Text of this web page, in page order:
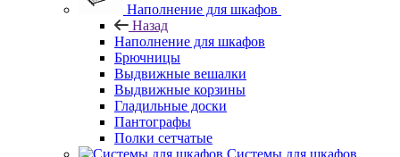
Наполнение для шкафов
Назад
Наполнение для шкафов
Брючницы
Выдвижные вешалки
Выдвижные корзины
Гладильные доски
Пантографы
Полки сетчатые
Системы для шкафов